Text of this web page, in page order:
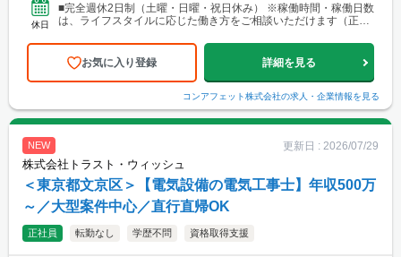
休日
■完全週休2日制（土曜・日曜・祝日休み） ※稼働時間・稼働日数
は、ライフスタイルに応じた働き方をご相談いただけます（正社
お気に入り登録 詳細を見る
コンアフェット株式会社の求人・企業情報を見る
NEW 更新日 : 2026/07/29
株式会社トラスト・ウィッシュ
＜東京都文京区＞【電気設備の電気工事士】年収500万
～／大型案件中心／直行直帰OK
正社員 転勤なし 学歴不問 資格取得支援